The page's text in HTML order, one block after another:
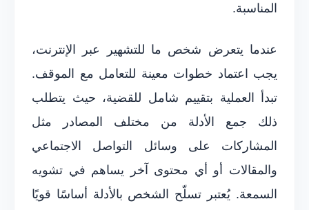
المناسبة.
عندما يتعرض شخص ما للتشهير عبر الإنترنت،
يجب اعتماد خطوات معينة للتعامل مع الموقف.
تبدأ العملية بتقييم شامل للقضية، حيث يتطلب
ذلك جمع الأدلة من مختلف المصادر مثل
المشاركات على وسائل التواصل الاجتماعي
والمقالات أو أي محتوى آخر يساهم في تشويه
السمعة. يُعتبر تسلّح الشخص بالأدلة أساسًا قويًا